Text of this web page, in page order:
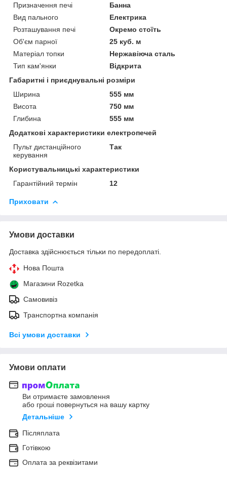
Призначення печі
Банна
Вид пального
Електрика
Розташування печі
Окремо стоїть
Об'єм парної
25 куб. м
Матеріал топки
Нержавіюча сталь
Тип кам'янки
Відкрита
Габаритні і приєднувальні розміри
Ширина
555 мм
Висота
750 мм
Глибина
555 мм
Додаткові характеристики електропечей
Пульт дистанційного
керування
Так
Користувальницькі характеристики
Гарантійний термін
12
Приховати
Умови доставки
Доставка здійснюється тільки по передоплаті.
Нова Пошта
Магазини Rozetka
Самовивіз
Транспортна компанія
Всі умови доставки
Умови оплати
Ви отримаєте замовлення
або гроші повернуться на вашу картку
Детальніше
Післяплата
Готівкою
Оплата за реквізитами